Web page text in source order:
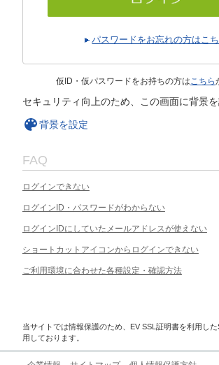
パスワードをお忘れの方はこ
仮ID・仮パスワードをお持ちの方はこちら
セキュリティ向上のため、この画面に背景を
背景を設定
FAQ
ログインできない
ログインID・パスワードがわからない
ログインIDにしていたメールアドレスが使えない
ショートカットアイコンからログインできない
ご利用環境に合わせた各種設定・確認方法
当サイトでは情報保護のため、EV SSL証明書を利用し
用しております。